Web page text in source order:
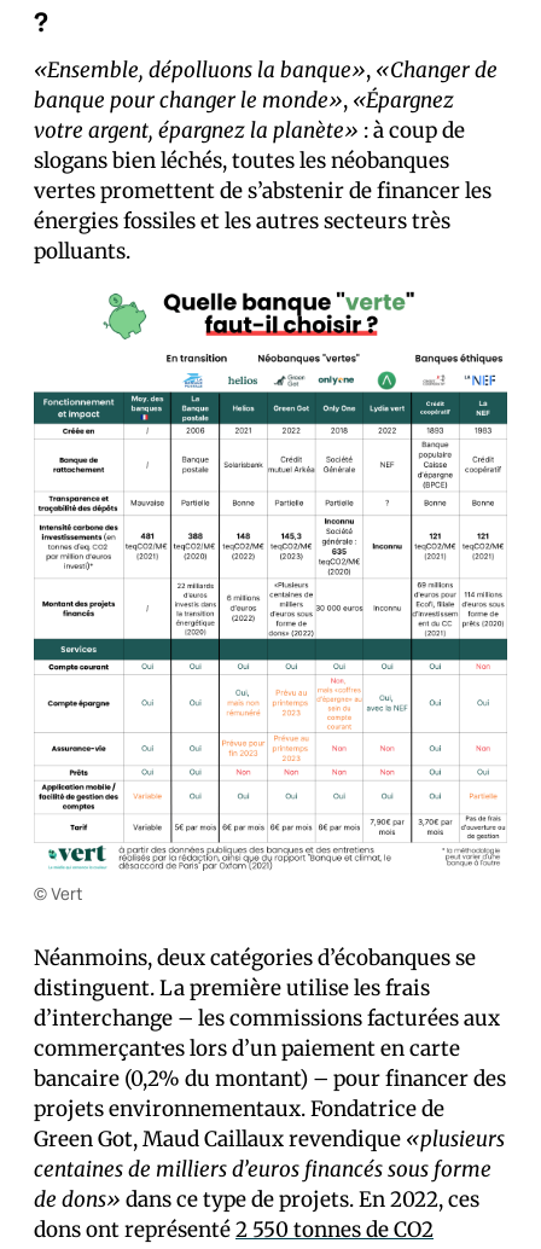
?
«Ensemble, dépolluons la banque», «Changer de
banque pour changer le monde», «Épargnez
votre argent, épargnez la planète» : à coup de
slogans bien léchés, toutes les néobanques
vertes promettent de s’abstenir de financer les
énergies fossiles et les autres secteurs très
polluants.
© Vert
Néanmoins, deux catégories d’écobanques se
distinguent. La première utilise les frais
d’interchange – les commissions facturées aux
commerçant·es lors d’un paiement en carte
bancaire (0,2% du montant) – pour financer des
projets environnementaux. Fondatrice de
Green Got, Maud Caillaux revendique «plusieurs
centaines de milliers d’euros financés sous forme
de dons» dans ce type de projets. En 2022, ces
dons ont représenté2 550 tonnes de CO2